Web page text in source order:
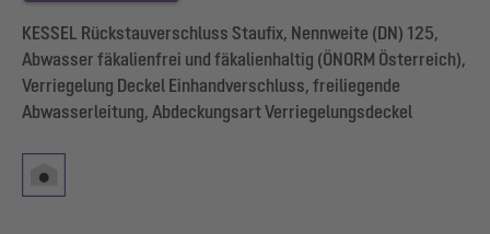
KESSEL Rückstauverschluss Staufix, Nennweite (DN) 125,
Abwasser fäkalienfrei und fäkalienhaltig (ÖNORM Österreich),
Verriegelung Deckel Einhandverschluss, freiliegende
Abwasserleitung, Abdeckungsart Verriegelungsdeckel